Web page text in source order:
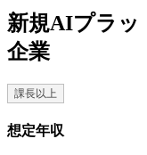
新規AIプラッ
企業
課長以上
想定年収